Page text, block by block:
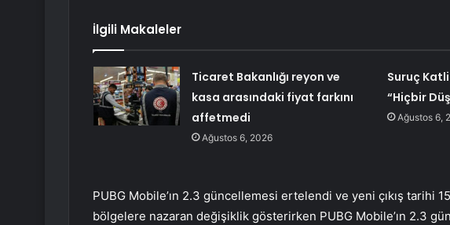
İlgili Makaleler
Ticaret Bakanlığı reyon ve
kasa arasındaki fiyat farkını
affetmedi
Ağustos 6, 2026
Suruç
“Hiçbir
Ağustos 6,
PUBG Mobile’ın 2.3 güncellemesi ertelendi ve yeni çıkış tarihi
bölgelere nazaran değişiklik gösterirken PUBG Mobile’ın 2.3